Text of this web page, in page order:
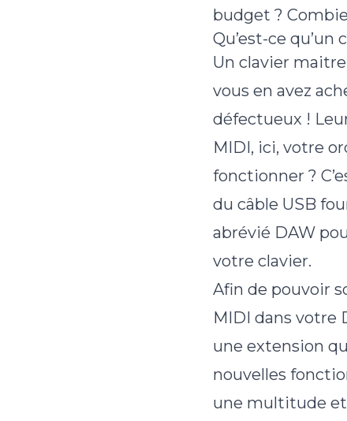
budget ?
Qu’est-ce
Un clavier
vous en avez
défectueux !
MIDI, ici, votre
fonctionner ?
du câble USB
abrévié DAW
votre clavier.
Afin de pouvoir
MIDI dans votre
une extension
nouvelles
une multitude et